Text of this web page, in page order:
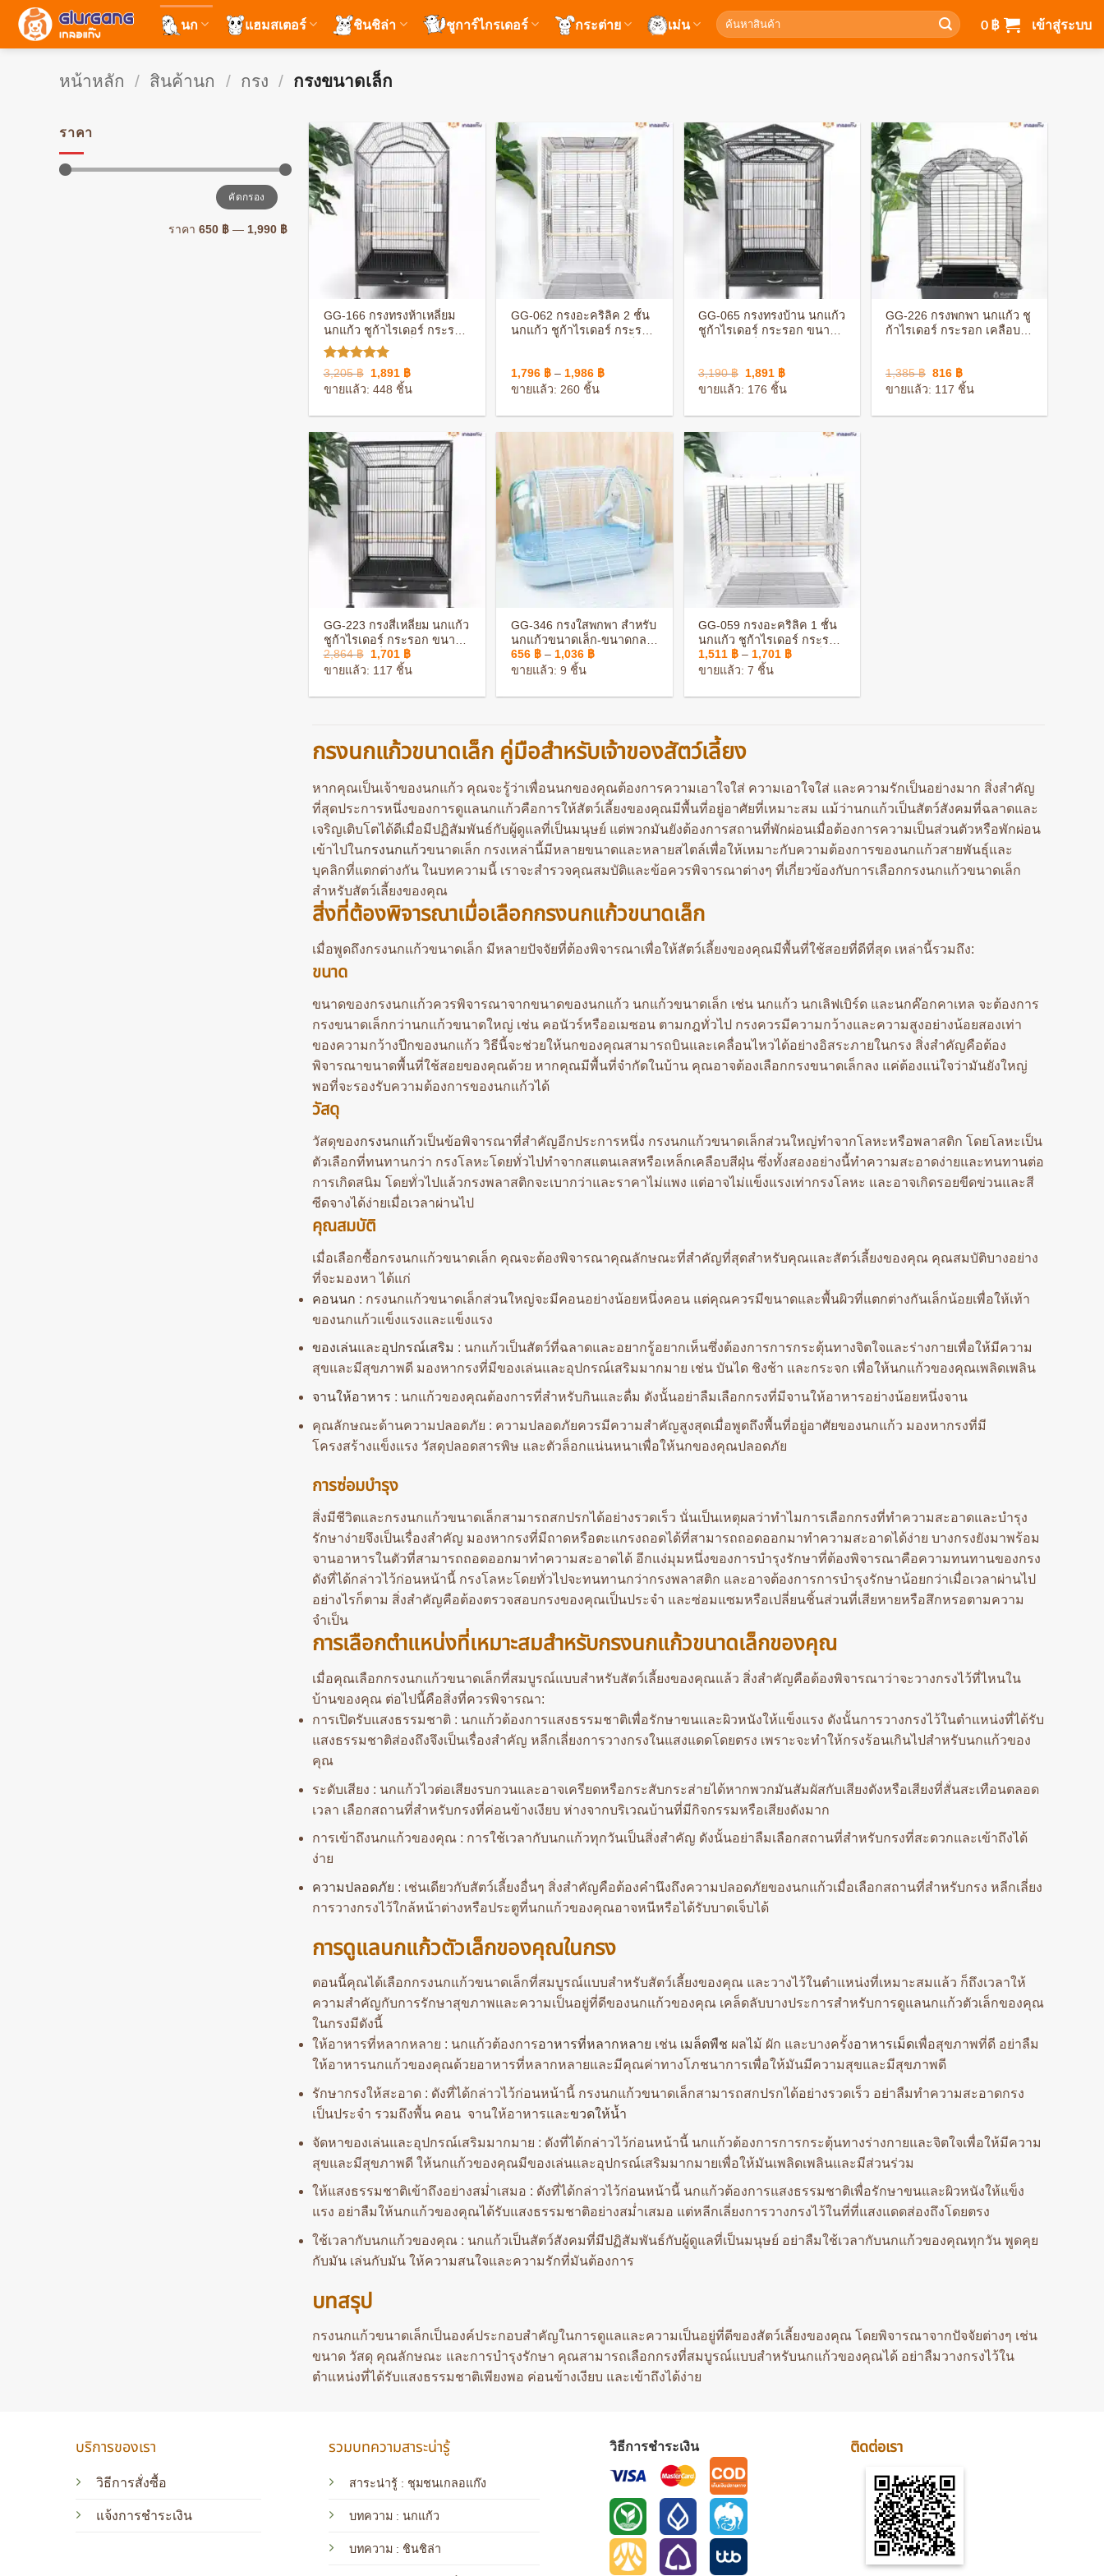
ข้าม
ยัง
นก แฮมสเตอร์ ชินชิล่า ชูการ์ไกรเดอร์ กระต่าย เม่น ค้นหา: 0 ฿ เข้าสู่ระบบ
หน้าหลัก / สินค้านก / กรง / กรงขนาดเล็ก
ราคา
คัดกรอง
ราคา 650 ฿— 1,990 ฿
GG-166 กรงทรงห้าเหลี่ยม
นกแก้ว ชูก้าไรเดอร์ กระรอก
ขนาดใหญ่ มีล้อเลื่อน เคลือบ
กันสนิม ประกอบง่าย
ให้คะแนน
5ตั้งแต่ 1-
5 คะแนน
3,205฿ Original
price
was:
1,891 ฿Current
price
is:
ขายแล้ว: 448 ชิ้น
GG-062 กรงอะคริลิค 2 ชั้น
นกแก้ว ชูก้าไรเดอร์ กระรอก
1,796 ฿ – 1,986 ฿Price
1,986 ฿
ขายแล้ว: 260 ชิ้น
GG-065 กรงทรงบ้าน นกแก้ว
ชูก้าไรเดอร์ กระรอก ขนาด
3,190฿ Original
price
was:
1,891 ฿Current
price
is:
ขายแล้ว: 176 ชิ้น
GG-226 กรงพกพา นกแก้ว ชู
ก้าไรเดอร์ กระรอก เคลือบ
1,385฿ Original
price
was:
816 ฿Current
price
is:
ขายแล้ว: 117 ชิ้น
GG-223 กรงสี่เหลี่ยม นกแก้ว
ชูก้าไรเดอร์ กระรอก ขนาด
ใหญ่ มีล้อเลื่อน เคลือบกัน
สนิม ประกอบง่าย
2,864฿ Original
price
was:
1,701 ฿Current
price
is:
ขายแล้ว: 117 ชิ้น
GG-346 กรงใสพกพา สำหรับ
นกแก้วขนาดเล็ก-ขนาดกลาง
ประกอบง่าย แข็งแรง ทนทาน
656 ฿ – 1,036 ฿Price
1,036 ฿
ขายแล้ว: 9 ชิ้น
+
GG-059 กรงอะคริลิค 1 ชั้น
นกแก้ว ชูก้าไรเดอร์ กระรอก
พร้อมอุปกรณ์ครบชุด แข็ง
แรง ทนทาน
1,511 ฿ – 1,701 ฿Price
1,701 ฿
ขายแล้ว: 7 ชิ้น
กรงนกแก้วขนาดเล็ก คู่มือสำหรับเจ้าของสัตว์เลี้ยง
หากคุณเป็นเจ้าของนกแก้ว คุณจะรู้ว่าเพื่อนนกของคุณต้องการความเอาใจใส่ ความเอาใจใส่ และความรักเป็นอย่างมาก สิ่งสำคัญ
ที่สุดประการหนึ่งของการดูแลนกแก้วคือการให้สัตว์เลี้ยงของคุณมีพื้นที่อยู่อาศัยที่เหมาะสม แม้ว่านกแก้วเป็นสัตว์สังคมที่ฉลาดและ
เจริญเติบโตได้ดีเมื่อมีปฏิสัมพันธ์กับผู้ดูแลที่เป็นมนุษย์ แต่พวกมันยังต้องการสถานที่พักผ่อนเมื่อต้องการความเป็นส่วนตัวหรือพักผ่อน
เข้าไปในกรงนกแก้วขนาดเล็ก กรงเหล่านี้มีหลายขนาดและหลายสไตล์เพื่อให้เหมาะกับความต้องการของนกแก้วสายพันธุ์และ
บุคลิกที่แตกต่างกัน ในบทความนี้ เราจะสำรวจคุณสมบัติและข้อควรพิจารณาต่างๆ ที่เกี่ยวข้องกับการเลือกกรงนกแก้วขนาดเล็ก
สำหรับสัตว์เลี้ยงของคุณ
สิ่งที่ต้องพิจารณาเมื่อเลือกกรงนกแก้วขนาดเล็ก
เมื่อพูดถึงกรงนกแก้วขนาดเล็ก มีหลายปัจจัยที่ต้องพิจารณาเพื่อให้สัตว์เลี้ยงของคุณมีพื้นที่ใช้สอยที่ดีที่สุด เหล่านี้รวมถึง:
ขนาด
ขนาดของกรงนกแก้วควรพิจารณาจากขนาดของนกแก้ว นกแก้วขนาดเล็ก เช่น นกแก้ว นกเลิฟเบิร์ด และนกค๊อกคาเทล จะต้องการ
กรงขนาดเล็กกว่านกแก้วขนาดใหญ่ เช่น คอนัวร์หรืออเมซอน ตามกฎทั่วไป กรงควรมีความกว้างและความสูงอย่างน้อยสองเท่า
ของความกว้างปีกของนกแก้ว วิธีนี้จะช่วยให้นกของคุณสามารถบินและเคลื่อนไหวได้อย่างอิสระภายในกรง สิ่งสำคัญคือต้อง
พิจารณาขนาดพื้นที่ใช้สอยของคุณด้วย หากคุณมีพื้นที่จำกัดในบ้าน คุณอาจต้องเลือกกรงขนาดเล็กลง แค่ต้องแน่ใจว่ามันยังใหญ่
พอที่จะรองรับความต้องการของนกแก้วได้
วัสดุ
วัสดุของกรงนกแก้วเป็นข้อพิจารณาที่สำคัญอีกประการหนึ่ง กรงนกแก้วขนาดเล็กส่วนใหญ่ทำจากโลหะหรือพลาสติก โดยโลหะเป็น
ตัวเลือกที่ทนทานกว่า กรงโลหะโดยทั่วไปทำจากสแตนเลสหรือเหล็กเคลือบสีฝุ่น ซึ่งทั้งสองอย่างนี้ทำความสะอาดง่ายและทนทานต่อ
การเกิดสนิม โดยทั่วไปแล้วกรงพลาสติกจะเบากว่าและราคาไม่แพง แต่อาจไม่แข็งแรงเท่ากรงโลหะ และอาจเกิดรอยขีดข่วนและสี
ซีดจางได้ง่ายเมื่อเวลาผ่านไป
คุณสมบัติ
เมื่อเลือกซื้อกรงนกแก้วขนาดเล็ก คุณจะต้องพิจารณาคุณลักษณะที่สำคัญที่สุดสำหรับคุณและสัตว์เลี้ยงของคุณ คุณสมบัติบางอย่าง
ที่จะมองหา ได้แก่
คอนนก : กรงนกแก้วขนาดเล็กส่วนใหญ่จะมีคอนอย่างน้อยหนึ่งคอน แต่คุณควรมีขนาดและพื้นผิวที่แตกต่างกันเล็กน้อยเพื่อให้เท้า
ของนกแก้วแข็งแรงและแข็งแรง
ของเล่นและอุปกรณ์เสริม : นกแก้วเป็นสัตว์ที่ฉลาดและอยากรู้อยากเห็นซึ่งต้องการการกระตุ้นทางจิตใจและร่างกายเพื่อให้มีความ
สุขและมีสุขภาพดี มองหากรงที่มีของเล่นและอุปกรณ์เสริมมากมาย เช่น บันได ชิงช้า และกระจก เพื่อให้นกแก้วของคุณเพลิดเพลิน
จานให้อาหาร : นกแก้วของคุณต้องการที่สำหรับกินและดื่ม ดังนั้นอย่าลืมเลือกกรงที่มีจานให้อาหารอย่างน้อยหนึ่งจาน
คุณลักษณะด้านความปลอดภัย : ความปลอดภัยควรมีความสำคัญสูงสุดเมื่อพูดถึงพื้นที่อยู่อาศัยของนกแก้ว มองหากรงที่มี
โครงสร้างแข็งแรง วัสดุปลอดสารพิษ และตัวล็อกแน่นหนาเพื่อให้นกของคุณปลอดภัย
การซ่อมบำรุง
สิ่งมีชีวิตและกรงนกแก้วขนาดเล็กสามารถสกปรกได้อย่างรวดเร็ว นั่นเป็นเหตุผลว่าทำไมการเลือกกรงที่ทำความสะอาดและบำรุง
รักษาง่ายจึงเป็นเรื่องสำคัญ มองหากรงที่มีถาดหรือตะแกรงถอดได้ที่สามารถถอดออกมาทำความสะอาดได้ง่าย บางกรงยังมาพร้อม
จานอาหารในตัวที่สามารถถอดออกมาทำความสะอาดได้ อีกแง่มุมหนึ่งของการบำรุงรักษาที่ต้องพิจารณาคือความทนทานของกรง
ดังที่ได้กล่าวไว้ก่อนหน้านี้ กรงโลหะโดยทั่วไปจะทนทานกว่ากรงพลาสติก และอาจต้องการการบำรุงรักษาน้อยกว่าเมื่อเวลาผ่านไป
อย่างไรก็ตาม สิ่งสำคัญคือต้องตรวจสอบกรงของคุณเป็นประจำ และซ่อมแซมหรือเปลี่ยนชิ้นส่วนที่เสียหายหรือสึกหรอตามความ
จำเป็น
การเลือกตำแหน่งที่เหมาะสมสำหรับกรงนกแก้วขนาดเล็กของคุณ
เมื่อคุณเลือกกรงนกแก้วขนาดเล็กที่สมบูรณ์แบบสำหรับสัตว์เลี้ยงของคุณแล้ว สิ่งสำคัญคือต้องพิจารณาว่าจะวางกรงไว้ที่ไหนใน
บ้านของคุณ ต่อไปนี้คือสิ่งที่ควรพิจารณา:
การเปิดรับแสงธรรมชาติ : นกแก้วต้องการแสงธรรมชาติเพื่อรักษาขนและผิวหนังให้แข็งแรง ดังนั้นการวางกรงไว้ในตำแหน่งที่ได้รับ
แสงธรรมชาติส่องถึงจึงเป็นเรื่องสำคัญ หลีกเลี่ยงการวางกรงในแสงแดดโดยตรง เพราะจะทำให้กรงร้อนเกินไปสำหรับนกแก้วของ
คุณ
ระดับเสียง : นกแก้วไวต่อเสียงรบกวนและอาจเครียดหรือกระสับกระส่ายได้หากพวกมันสัมผัสกับเสียงดังหรือเสียงที่สั่นสะเทือนตลอด
เวลา เลือกสถานที่สำหรับกรงที่ค่อนข้างเงียบ ห่างจากบริเวณบ้านที่มีกิจกรรมหรือเสียงดังมาก
การเข้าถึงนกแก้วของคุณ : การใช้เวลากับนกแก้วทุกวันเป็นสิ่งสำคัญ ดังนั้นอย่าลืมเลือกสถานที่สำหรับกรงที่สะดวกและเข้าถึงได้
ง่าย
ความปลอดภัย : เช่นเดียวกับสัตว์เลี้ยงอื่นๆ สิ่งสำคัญคือต้องคำนึงถึงความปลอดภัยของนกแก้วเมื่อเลือกสถานที่สำหรับกรง หลีกเลี่ยง
การวางกรงไว้ใกล้หน้าต่างหรือประตูที่นกแก้วของคุณอาจหนีหรือได้รับบาดเจ็บได้
การดูแลนกแก้วตัวเล็กของคุณในกรง
ตอนนี้คุณได้เลือกกรงนกแก้วขนาดเล็กที่สมบูรณ์แบบสำหรับสัตว์เลี้ยงของคุณ และวางไว้ในตำแหน่งที่เหมาะสมแล้ว ก็ถึงเวลาให้
ความสำคัญกับการรักษาสุขภาพและความเป็นอยู่ที่ดีของนกแก้วของคุณ เคล็ดลับบางประการสำหรับการดูแลนกแก้วตัวเล็กของคุณ
ในกรงมีดังนี้
ให้อาหารที่หลากหลาย : นกแก้วต้องการอาหารที่หลากหลาย เช่น เมล็ดพืช ผลไม้ ผัก และบางครั้งอาหารเม็ดเพื่อสุขภาพที่ดี อย่าลืม
ให้อาหารนกแก้วของคุณด้วยอาหารที่หลากหลายและมีคุณค่าทางโภชนาการเพื่อให้มันมีความสุขและมีสุขภาพดี
รักษากรงให้สะอาด : ดังที่ได้กล่าวไว้ก่อนหน้านี้ กรงนกแก้วขนาดเล็กสามารถสกปรกได้อย่างรวดเร็ว อย่าลืมทำความสะอาดกรง
เป็นประจำ รวมถึงพื้น คอน จานให้อาหารและขวดให้น้ำ
จัดหาของเล่นและอุปกรณ์เสริมมากมาย : ดังที่ได้กล่าวไว้ก่อนหน้านี้ นกแก้วต้องการการกระตุ้นทางร่างกายและจิตใจเพื่อให้มีความ
สุขและมีสุขภาพดี ให้นกแก้วของคุณมีของเล่นและอุปกรณ์เสริมมากมายเพื่อให้มันเพลิดเพลินและมีส่วนร่วม
ให้แสงธรรมชาติเข้าถึงอย่างสม่ำเสมอ : ดังที่ได้กล่าวไว้ก่อนหน้านี้ นกแก้วต้องการแสงธรรมชาติเพื่อรักษาขนและผิวหนังให้แข็ง
แรง อย่าลืมให้นกแก้วของคุณได้รับแสงธรรมชาติอย่างสม่ำเสมอ แต่หลีกเลี่ยงการวางกรงไว้ในที่ที่แสงแดดส่องถึงโดยตรง
ใช้เวลากับนกแก้วของคุณ : นกแก้วเป็นสัตว์สังคมที่มีปฏิสัมพันธ์กับผู้ดูแลที่เป็นมนุษย์ อย่าลืมใช้เวลากับนกแก้วของคุณทุกวัน พูดคุย
กับมัน เล่นกับมัน ให้ความสนใจและความรักที่มันต้องการ
บทสรุป
กรงนกแก้วขนาดเล็กเป็นองค์ประกอบสำคัญในการดูแลและความเป็นอยู่ที่ดีของสัตว์เลี้ยงของคุณ โดยพิจารณาจากปัจจัยต่างๆ เช่น
ขนาด วัสดุ คุณลักษณะ และการบำรุงรักษา คุณสามารถเลือกกรงที่สมบูรณ์แบบสำหรับนกแก้วของคุณได้ อย่าลืมวางกรงไว้ใน
ตำแหน่งที่ได้รับแสงธรรมชาติเพียงพอ ค่อนข้างเงียบ และเข้าถึงได้ง่าย
บริการของเรา
วิธีการสั่งซื้อ
แจ้งการชำระเงิน
รวมบทความสาระน่ารู้
สาระน่ารู้ : ชุมชนเกลอแก๊ง
บทความ : นกแก้ว
บทความ : ชินชิล่า
วิธีการชำระเงิน ติดต่อเรา